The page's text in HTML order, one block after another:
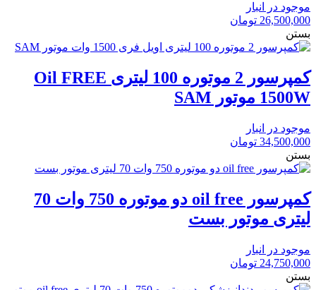
موجود در انبار
26,500,000 تومان
بستن
کمپرسور 2 موتوره 100 لیتری Oil FREE
1500W موتور SAM
موجود در انبار
34,500,000 تومان
بستن
کمپرسور oil free دو موتوره 750 وات 70
لیتری موتور بست
موجود در انبار
24,750,000 تومان
بستن